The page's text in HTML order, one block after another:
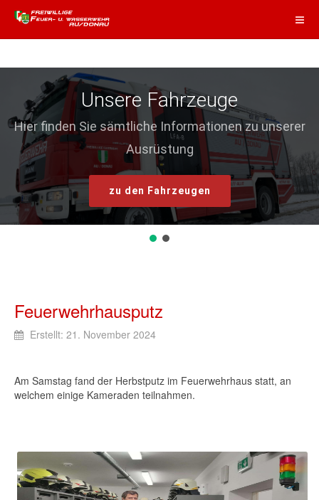
Unsere Fahrzeuge
Hier finden Sie sämtliche Informationen zu unserer
Ausrüstung
zu den Fahrzeugen
Feuerwehrhausputz
Erstellt: 21. November 2024
Am Samstag fand der Herbstputz im Feuerwehrhaus statt, an
welchem einige Kameraden teilnahmen.